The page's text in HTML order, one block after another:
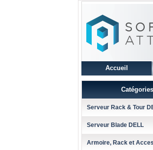
Accueil
Catégories
Serveur Rack & Tour
Serveur Blade DELL
Armoire, Rack et